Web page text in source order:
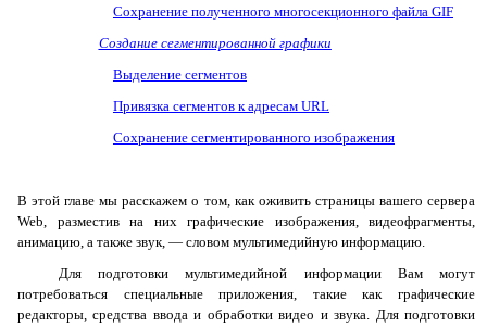
Сохранение полученного многосекционного файла GIF
Создание сегментированной графики
Выделение сегментов
Привязка сегментов к адресам URL
Сохранение сегментированного изображения
В этой главе мы расскажем о том, как оживить страницы вашего сервера
Web, разместив на них графические изображения, видеофрагменты,
анимацию, а также звук, — словом мультимедийную информацию.
Для подготовки мультимедийной информации Вам могут
потребоваться специальные приложения, такие как графические
редакторы, средства ввода и обработки видео и звука. Для подготовки